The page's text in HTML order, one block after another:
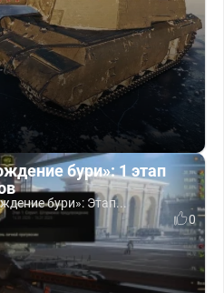
бури»: 1 этап
бури»: Этап...
0